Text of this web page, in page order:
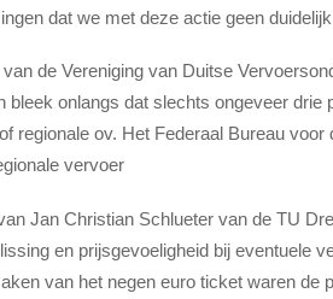
dat we met deze actie geen
de Vereniging van Duitse
bleek onlangs dat slechts ongeveer drie
regionale ov. Het Federaal Bureau
vervoer
Jan Christian Schlueter van de TU
en prijsgevoeligheid bij eventuele
van het negen euro ticket waren de